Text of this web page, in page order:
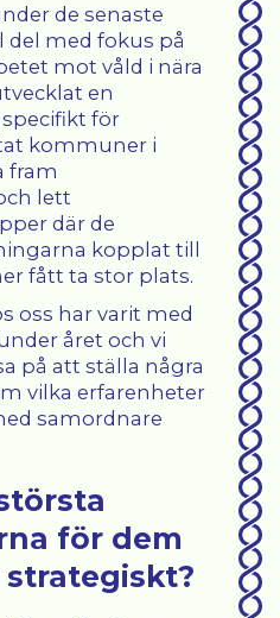
de senaste
del med fokus på
mot våld i nära
en
för
kommuner i
fram
lett
där de
kopplat till
fått ta stor plats.
oss har varit med
året och vi
på att ställa några
vilka erfarenheter
samordnare
för dem